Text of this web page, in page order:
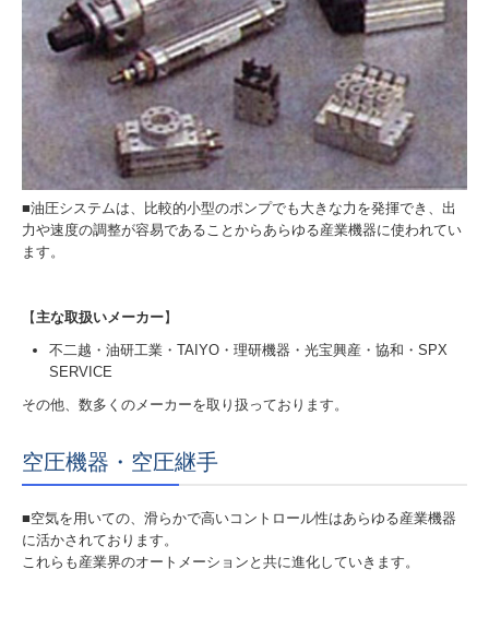
■油圧システムは、比較的小型のポンプでも大きな力を発揮でき、出
力や速度の調整が容易であることからあらゆる産業機器に使われてい
ます。
【主な取扱いメーカー】
不二越・油研工業・TAIYO・理研機器・光宝興産・協和・SPX
SERVICE
その他、数多くのメーカーを取り扱っております。
空圧機器・空圧継手
■空気を用いての、滑らかで高いコントロール性はあらゆる産業機器
に活かされております。
これらも産業界のオートメーションと共に進化していきます。